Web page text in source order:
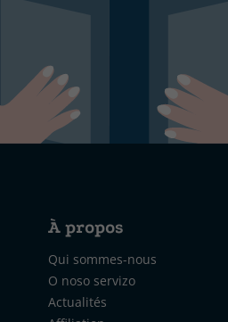
À propos
Qui sommes-nous
O noso servizo
Actualités